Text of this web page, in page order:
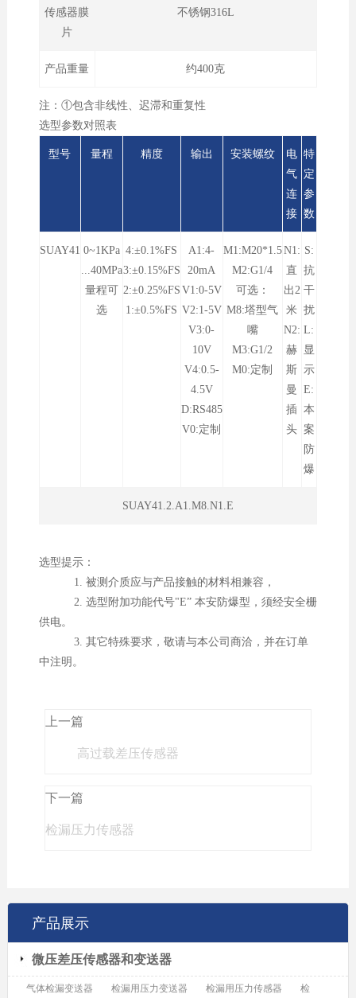
传感器膜
片
不锈钢316L
产品重量 约400克
注：①包含非线性、迟滞和重复性
选型参数对照表
型号 量程 精度 输出 安装螺纹
电
气
连
接
特
定
参
数
SUAY41 0~1KPa
...40MPa
量程可
选
4:±0.1%FS
3:±0.15%FS
2:±0.25%FS
1:±0.5%FS
A1:4-
20mA
V1:0-5V
V2:1-5V
V3:0-
10V
V4:0.5-
4.5V
D:RS485
V0:定制
M1:M20*1.5
M2:G1/4
可选：
M8:塔型气
嘴
M3:G1/2
M0:定制
N1:
直
出2
米
N2:
赫
斯
曼
插
头
S:
抗
干
扰
L:
显
示
E:
本
案
防
爆
SUAY41.2.A1.M8.N1.E
选型提示：
1. 被测介质应与产品接触的材料相兼容，
2. 选型附加功能代号"E” 本安防爆型，须经安全栅
供电。
3. 其它特殊要求，敬请与本公司商洽，并在订单
中注明。
上一篇
高过载差压传感器
下一篇
检漏压力传感器
产品展示
微压差压传感器和变送器
气体检漏变送器 检漏用压力变送器 检漏用压力传感器
检